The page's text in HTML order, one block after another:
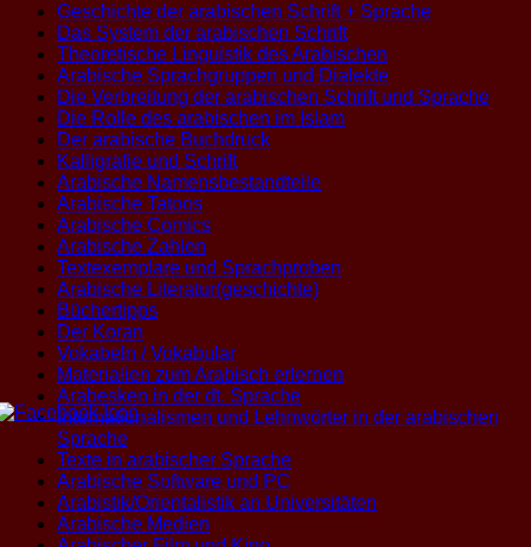
Geschichte der arabischen Schrift + Sprache
Das System der arabischen Schrift
Theoretische Linguistik des Arabischen
Arabische Sprachgruppen und Dialekte
Die Verbreitung der arabischen Schrift und Sprache
Die Rolle des arabischen im Islam
Der arabische Buchdruck
Kalligrafie und Schrift
Arabische Namensbestandteile
Arabische Tatoos
Arabische Comics
Arabische Zahlen
Textexemplare und Sprachproben
Arabische Literatur(geschichte)
Büchertipps
Der Koran
Vokabeln / Vokabular
Materialien zum Arabisch erlernen
Arabesken in der dt. Sprache
Internationalismen und Lehnwörter in der arabischen
Sprache
Texte in arabischer Sprache
Arabische Software und PC
Arabistik/Orientalistik an Universitäten
Arabische Medien